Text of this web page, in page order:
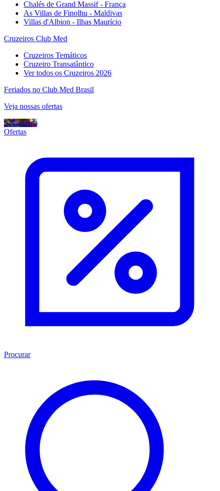
Chalés de Grand Massif - França
As Villas de Finolhu - Maldivas
Villas d'Albion - Ilhas Maurício
Cruzeiros Club Med
Cruzeiros Temáticos
Cruzeiro Transatântico
Ver todos os Cruzeiros 2026
Feriados no Club Med Brasil
Veja nossas ofertas
Saiba mais
Ofertas
Procurar